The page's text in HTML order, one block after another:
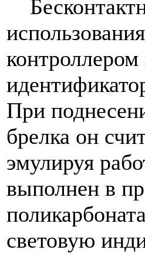
При
брелка он
эмулируя
выполнен в
световую